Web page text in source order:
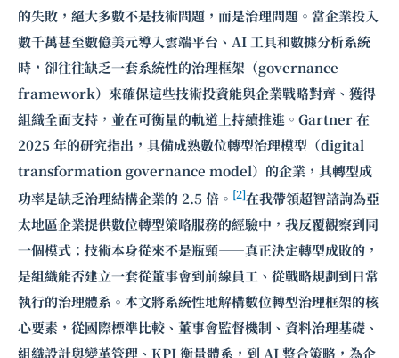
的失敗，絕大多數不是技術問題，而是治理問題。當企業投入
數千萬甚至數億美元導入雲端平台、AI 工具和數據分析系統
時，卻往往缺乏一套系統性的治理框架（governance
framework）來確保這些技術投資能與企業戰略對齊、獲得
組織全面支持，並在可衡量的軌道上持續推進。Gartner 在
2025 年的研究指出，具備成熟數位轉型治理模型（digital
transformation governance model）的企業，其轉型成
功率是缺乏治理結構企業的 2.5 倍。 [2]在我帶領超智諮詢為亞
太地區企業提供數位轉型策略服務的經驗中，我反覆觀察到同
一個模式：技術本身從來不是瓶頸——真正決定轉型成敗的，
是組織能否建立一套從董事會到前線員工、從戰略規劃到日常
執行的治理體系。本文將系統性地解構數位轉型治理框架的核
心要素，從國際標準比較、董事會監督機制、資料治理基礎、
組織設計與變革管理、KPI 衡量體系，到 AI 整合策略，為企